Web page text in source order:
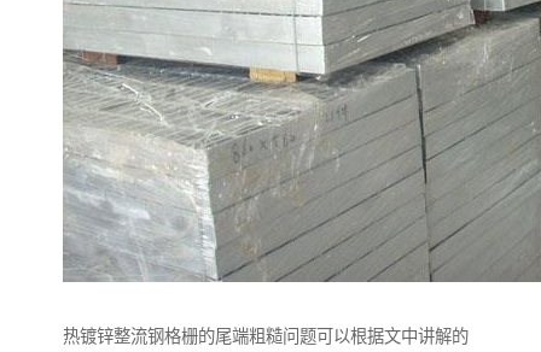
热镀锌整流钢格栅的尾端粗糙问题可以根据文中讲解的